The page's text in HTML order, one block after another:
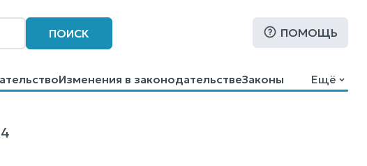
ПОИСК ПОМОЩЬ
Изменения в законодательствеЗаконы
Ещё